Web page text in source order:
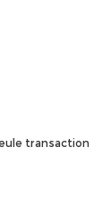
transaction